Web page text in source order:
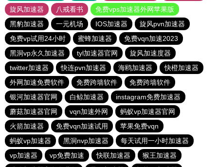
旋风加速器
八戒看书
免费vps加速器外网苹果版
黑豹加速器
一元机场 IOS加速器
旋风pvn加速器
免费vp试用24小时
蜜蜂加速器
免费vqn加速2023
黑洞vp永久加速器
tyl加速器官网
旋风加速度器
twitter加速器
快连pvn加速器 海鸥加速器
快橙加速器
外网加速免费软件
免费跨墙软件
免费跨墙软件
银河加速器官网
白鲸加速器
instagram免费加速器
蘑菇加速器官网
vqn加速外网
蚂蚁vp加速器官网
火箭加速器
免费vqn加速试用
苹果免费vqn
蚂蚁vp加速器
黑洞nvp加速器
每天试用一小时加速器
vp加速器
vp免费加速 快联加速器
猴王加速器